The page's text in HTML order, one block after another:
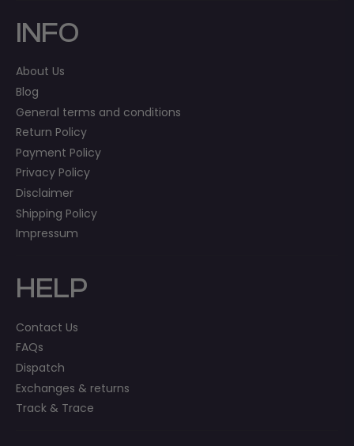
INFO
About Us
Blog
General terms and conditions
Return Policy
Payment Policy
Privacy Policy
Disclaimer
Shipping Policy
Impressum
HELP
Contact Us
FAQs
Dispatch
Exchanges & returns
Track & Trace